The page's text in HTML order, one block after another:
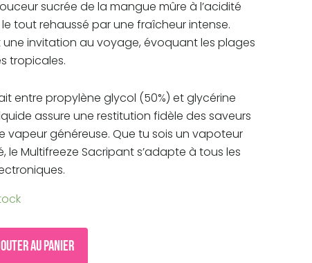
sucrée de la mangue mûre à l’acidité
tout rehaussé par une fraîcheur intense.
invitation au voyage, évoquant les plages
tropicales.
entre propylène glycol (50%) et glycérine
assure une restitution fidèle des saveurs
vapeur généreuse. Que tu sois un vapoteur
le Multifreeze Sacripant s’adapte à tous les
au panier